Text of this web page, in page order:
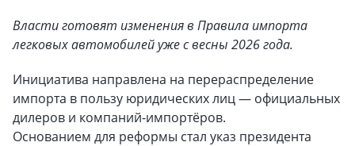
Власти готовят изменения в Правила импорта
легковых автомобилей уже с весны 2026 года.
Инициатива направлена на перераспределение
импорта в пользу юридических лиц — официальных
дилеров и компаний-импортёров.
Основанием для реформы стал указ президента